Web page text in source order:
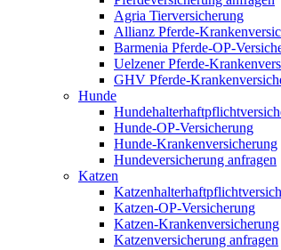
Agria Tierversicherung
Allianz Pferde-
Barmenia Pferde-OP-
Uelzener Pferde-
GHV Pferde-
Hunde
Hunde-OP-Versicherung
Hunde-Krankenversicherung
Hundeversicherung anfragen
Katzen
Katzen-OP-Versicherung
Katzen-Krankenversicherung
Katzenversicherung anfragen